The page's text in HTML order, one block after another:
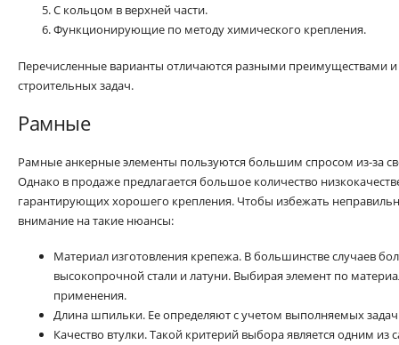
С кольцом в верхней части.
Функционирующие по методу химического крепления.
Перечисленные варианты отличаются разными преимуществами
строительных задач.
Рамные
Рамные анкерные элементы пользуются большим спросом из-за
Однако в продаже предлагается большое количество
гарантирующих хорошего крепления. Чтобы избежать
внимание на такие нюансы:
Материал изготовления крепежа. В большинстве случаев
высокопрочной стали и латуни. Выбирая элемент по
применения.
Длина шпильки. Ее определяют с учетом выполняемых
Качество втулки. Такой критерий выбора является одним